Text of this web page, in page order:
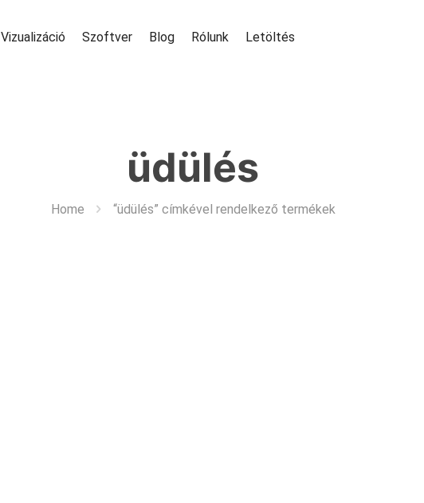
Vizualizáció Szoftver Blog Rólunk Letöltés
üdülés
Home “üdülés” címkével rendelkező termékek